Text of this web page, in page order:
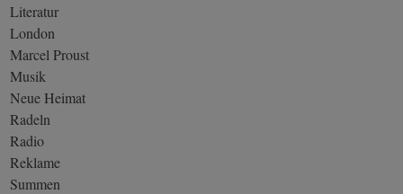
Literatur
London
Marcel Proust
Musik
Neue Heimat
Radeln
Radio
Reklame
Summen